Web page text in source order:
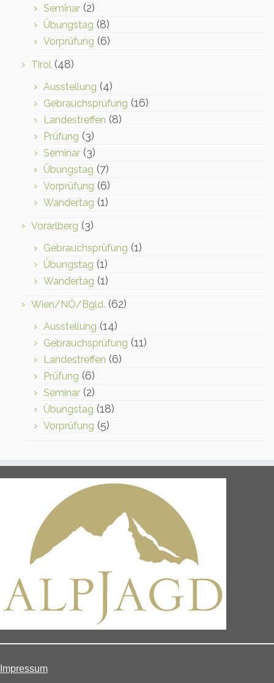
Seminar (2)
Übungstag (8)
Vorprüfung (6)
Tirol (48)
Ausstellung (4)
Gebrauchsprüfung (16)
Landestreffen (8)
Prüfung (3)
Seminar (3)
Übungstag (7)
Vorprüfung (6)
Wandertag (1)
Vorarlberg (3)
Gebrauchsprüfung (1)
Übungstag (1)
Wandertag (1)
Wien/NÖ/Bgld. (62)
Ausstellung (14)
Gebrauchsprüfung (11)
Landestreffen (6)
Prüfung (6)
Seminar (2)
Übungstag (18)
Vorprüfung (5)
Impressum